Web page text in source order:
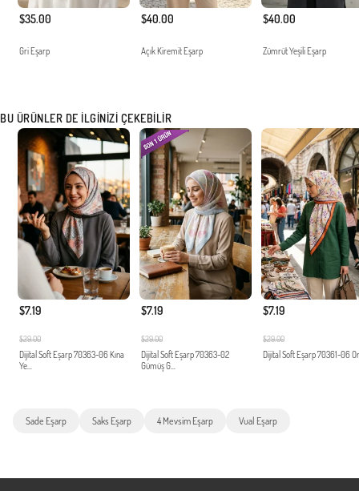
$35.00
Gri Eşarp
$40.00
Açık Kiremit Eşarp
$40.00
Zümrüt Yeşili Eşarp
BU ÜRÜNLER DE İLGINIZI ÇEKEBILIR
$7.19
$29.00
Dijital Soft Eşarp 70363-06 Kına
Ye...
$7.19
$29.00
Dijital Soft Eşarp 70363-02
Gümüş G...
$7.19
$29.00
Dijital Soft Eşarp 70361-06
Sade Eşarp Saks Eşarp 4 Mevsim Eşarp Vual Eşarp